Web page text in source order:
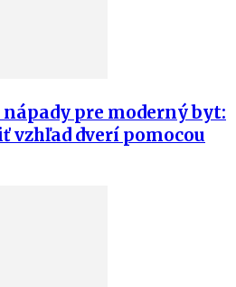
pre moderný byt:
vzhľad dverí pomocou